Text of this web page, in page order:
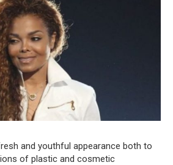
and youthful appearance both to
of plastic and cosmetic